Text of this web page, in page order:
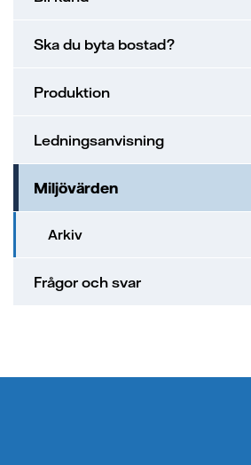
Ska du byta bostad?
Produktion
Ledningsanvisning
Miljövärden
Arkiv
Frågor och svar